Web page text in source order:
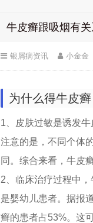
牛皮癣跟吸烟有
银屑病资讯 小金金
为什么得牛皮癣
1、皮肤过敏是诱发
注意的是，不同个体
同。综合来看，牛皮
2、临床治疗过程中
是婴幼儿患者。据报
癣的患者占53%。这